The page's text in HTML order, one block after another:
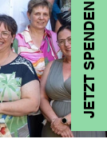
JETZT SPENDEN